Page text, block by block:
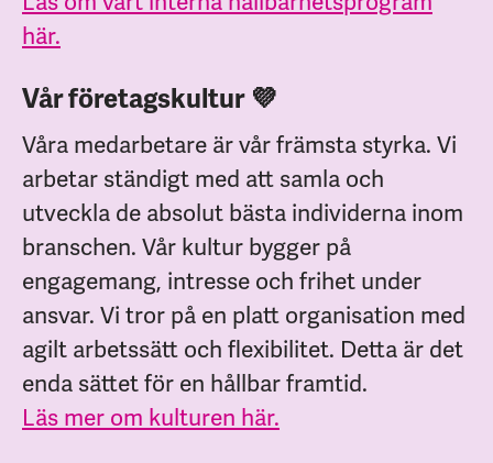
här.
Vår företagskultur 💜
Våra medarbetare är vår främsta styrka. Vi
arbetar ständigt med att samla och
utveckla de absolut bästa individerna inom
branschen. Vår kultur bygger på
engagemang, intresse och frihet under
ansvar. Vi tror på en platt organisation med
agilt arbetssätt och flexibilitet. Detta är det
enda sättet för en hållbar framtid.
Läs mer om kulturen här.